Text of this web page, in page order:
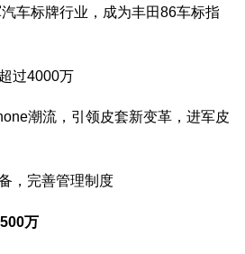
车标牌行业，成为丰田86车标指
过4000万
潮流，引领皮套新变革，进军皮
，完善管理制度
万